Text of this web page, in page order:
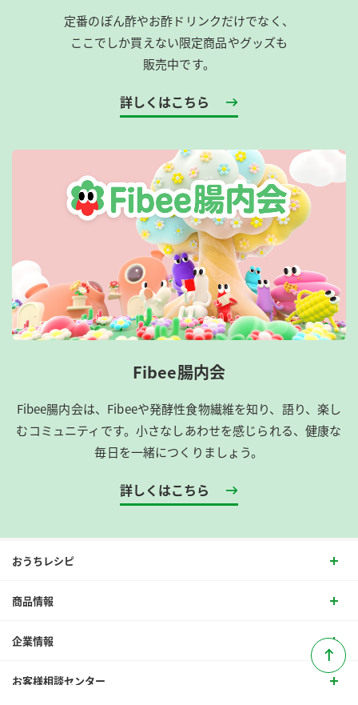
定番のぽん酢やお酢ドリンクだけでなく、
ここでしか買えない限定商品やグッズも
販売中です。
詳しくはこちら
Fibee腸内会
Fibee腸内会は、​Fibeeや発酵性食物繊維を知り、語り、楽し
むコミュニティです。​小さなしあわせを感じられる、健康な
毎日を一緒につくりましょう。
詳しくはこちら
おうちレシピ
商品情報
企業情報
お客様相談センター